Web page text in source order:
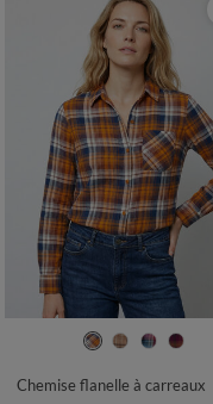
38 40 42 44
Chemise flanelle à carreaux